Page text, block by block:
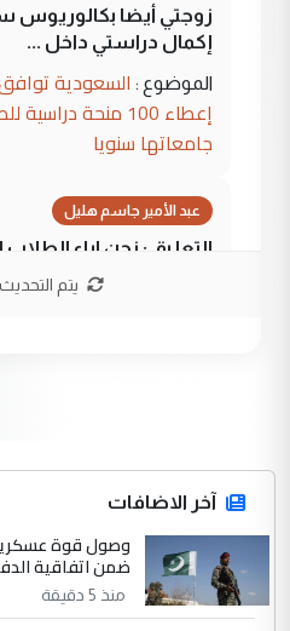
زوجتي أيضا بكالوريوس
إكمال دراستي داخل ...
الموضوع : السعودية
إعطاء 100 منحة
جامعاتها سنويا
عبد الأمير جاسم هليل
التعليق : نحن اباء الطلاب
نتشرف بلقاء السيد احمد
التعليق : قرار مستعجل
للوزاره ولا للمواطن
الموضوع :
وزير الصحة
العام في بغداد
يتم
آخر الاضافات
وصول قوة
ضمن اتفاقية
منذ 5 دقيقة